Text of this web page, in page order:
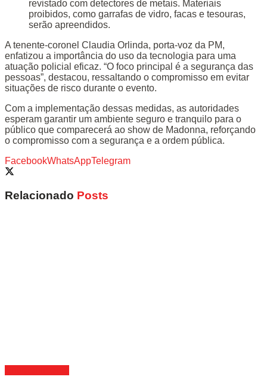
revistado com detectores de metais. Materiais
proibidos, como garrafas de vidro, facas e tesouras,
serão apreendidos.
A tenente-coronel Claudia Orlinda, porta-voz da PM,
enfatizou a importância do uso da tecnologia para uma
atuação policial eficaz. “O foco principal é a segurança das
pessoas”, destacou, ressaltando o compromisso em evitar
situações de risco durante o evento.
Com a implementação dessas medidas, as autoridades
esperam garantir um ambiente seguro e tranquilo para o
público que comparecerá ao show de Madonna, reforçando
o compromisso com a segurança e a ordem pública.
FacebookWhatsAppTelegram
Relacionado Posts